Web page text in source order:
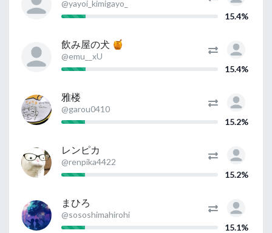
@yayoi_kimigayo_
15.4%
飲み屋の犬 🍯
@emu__xU
15.4%
雅楼
@garou0410
15.2%
レンピカ
@renpika4422
15.2%
まひろ
@sososhimahirohi
15.1%